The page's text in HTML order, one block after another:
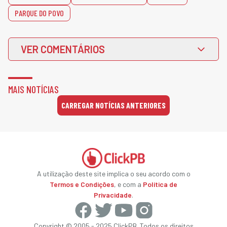
PARQUE DO POVO
VER COMENTÁRIOS
MAIS NOTÍCIAS
CARREGAR NOTÍCIAS ANTERIORES
A utilização deste site implica o seu acordo com o
Termos e Condições, e com a Política de
Privacidade.